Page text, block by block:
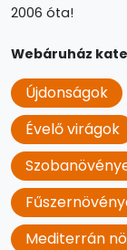
2006 óta!
Webáruház
Újdonságok
Évelő virágok
Mediterrán